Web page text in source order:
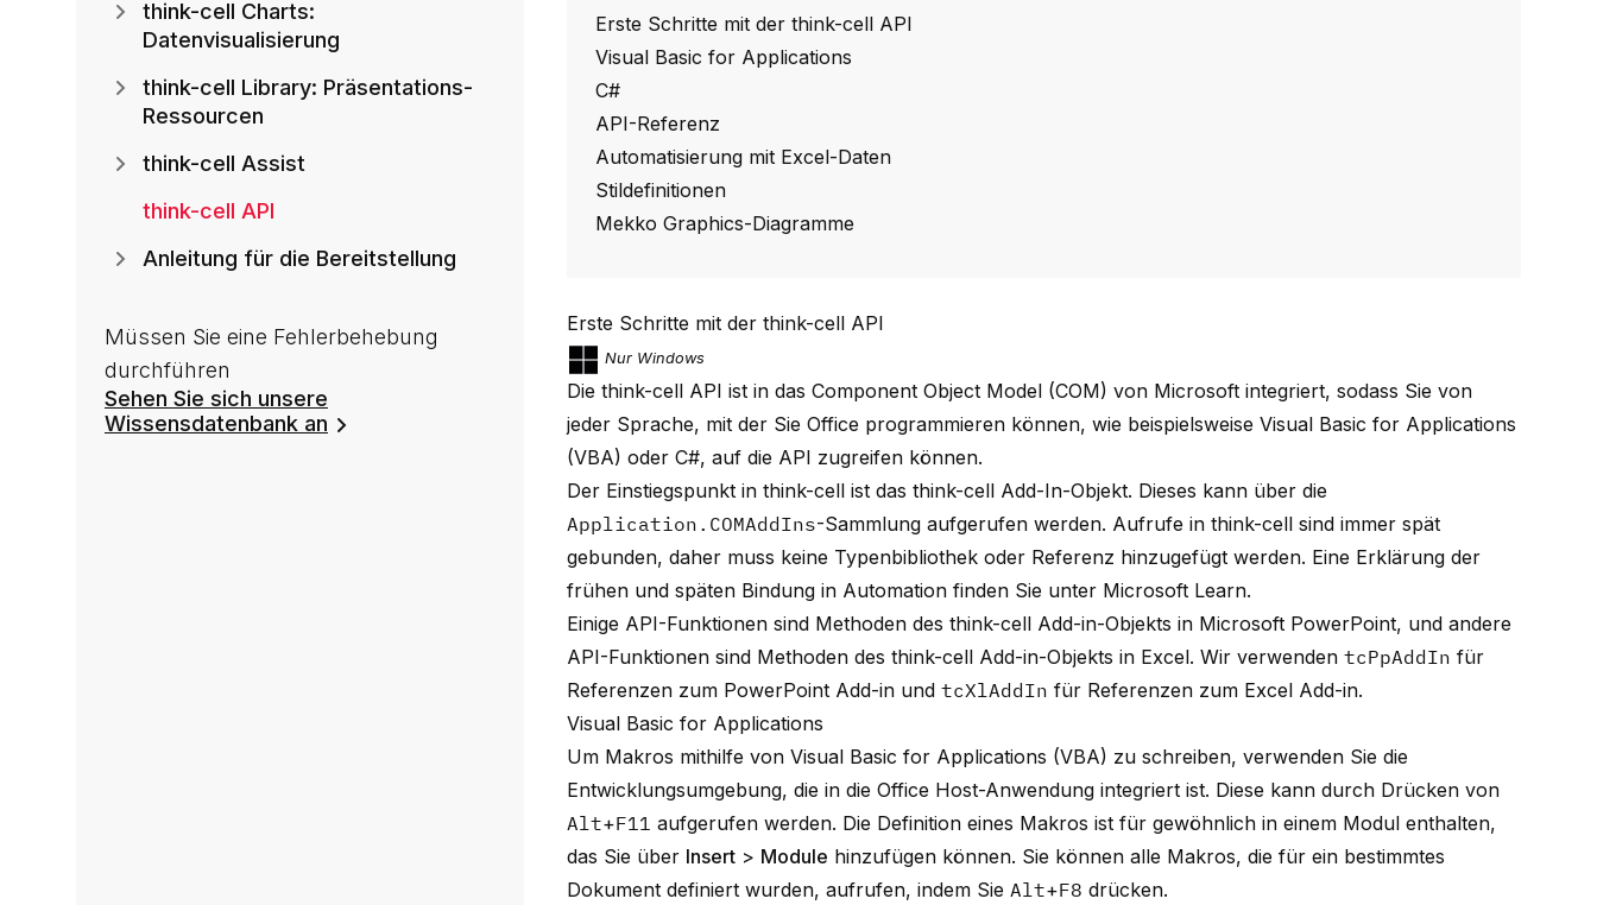
Erste Schritte mit der think-cell API
Visual Basic for Applications
C#
API-Referenz
Automatisierung mit Excel-Daten
Stildefinitionen
Mekko Graphics-Diagramme
Erste Schritte mit der think-cell API
Nur Windows
Diethink-cell API ist in das Component Object Model (COM) von Microsoft integriert, sodass Sie von
jeder Sprache, mit der Sie Office programmieren können, wie beispielsweise Visual Basic for Applications
(VBA) oder C#, auf die API zugreifen können.
Der Einstiegspunkt in think-cell ist das think-cell Add-In-Objekt. Dieses kann über die
Application.COMAddIns-Sammlung aufgerufen werden. Aufrufe in think-cell sind immer spät
gebunden, daher muss keine Typenbibliothek oder Referenz hinzugefügt werden. Eine Erklärung der
frühen und späten Bindung in Automation finden Sie unter Microsoft Learn.
Einige API-Funktionen sind Methoden des think-cell Add-in-Objekts in Microsoft PowerPoint, und andere
API-Funktionen sind Methoden des think-cell Add-in-Objekts in Excel. Wir verwendentcPpAddIn für
Referenzen zum PowerPoint Add-in undtcXlAddIn für Referenzen zum Excel Add-in.
Visual Basic for Applications
Um Makros mithilfe von Visual Basic for Applications (VBA) zu schreiben, verwenden Sie die
Entwicklungsumgebung, die in die Office Host-Anwendung integriert ist. Diese kann durch Drücken von
Alt+F11 aufgerufen werden. Die Definition eines Makros ist für gewöhnlich in einem Modul enthalten,
das Sie über Insert > Module hinzufügen können. Sie können alle Makros, die für ein bestimmtes
Dokument definiert wurden, aufrufen, indem Sie Alt+F8 drücken.
think-cell Charts:
Datenvisualisierung
think-cell Library: Präsentations-
Ressourcen
think-cell Assist
think-cell API
Anleitung für die Bereitstellung
Müssen Sie eine Fehlerbehebung
durchführen
Sehen Sie sich unsere
Wissensdatenbank an